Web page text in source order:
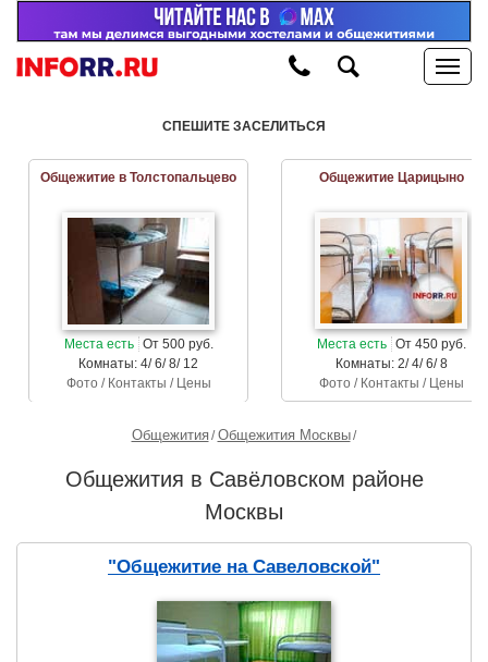
СПЕШИТЕ ЗАСЕЛИТЬСЯ
Общежитие в Толстопальцево
Места есть От 500 руб.
Комнаты: 4/ 6/ 8/ 12
Фото / Контакты / Цены
Общежитие Царицыно
Места есть От 450 руб.
Комнаты: 2/ 4/ 6/ 8
Фото / Контакты / Цены
Общежития Общежития Москвы
Общежития в Савёловском районе
Москвы
"Общежитие на Савеловской"